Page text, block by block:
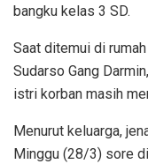
bangku kelas 3 SD.
Saat ditemui di
Sudarso Gang
istri korban masih
Menurut keluarga,
Minggu (28/3) sore